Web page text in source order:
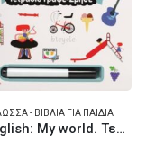
- ΒΙΒΛΊΑ ΓΙΑ ΠΑΙΔΙΆ
Easy English: My world. Τετράδιο γράψε-σβήσε